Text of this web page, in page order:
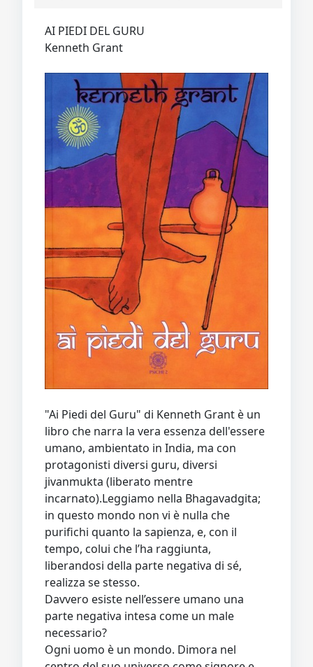
AI PIEDI DEL GURU
Kenneth Grant
"Ai Piedi del Guru" di Kenneth Grant è un
libro che narra la vera essenza dell'essere
umano, ambientato in India, ma con
protagonisti diversi guru, diversi
jivanmukta (liberato mentre
incarnato).Leggiamo nella Bhagavadgita;
in questo mondo non vi è nulla che
purifichi quanto la sapienza, e, con il
tempo, colui che l’ha raggiunta,
liberandosi della parte negativa di sé,
realizza se stesso.
Davvero esiste nell’essere umano una
parte negativa intesa come un male
necessario?
Ogni uomo è un mondo. Dimora nel